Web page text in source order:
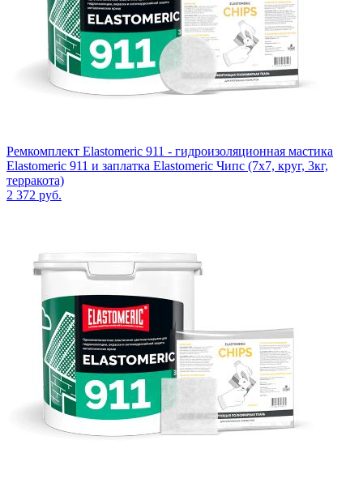
Ремкомплект Elastomeric 911 - гидроизоляционная мастика
Elastomeric 911 и заплатка Elastomeric Чипс (7х7, круг, 3кг,
терракота)
2 372 руб.